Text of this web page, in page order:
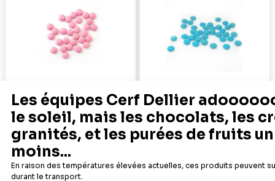
5
Mini Confettis chocolat roses 90 g
3,83 €
11
Mini Confettis choco turquoise (90
4,06 €